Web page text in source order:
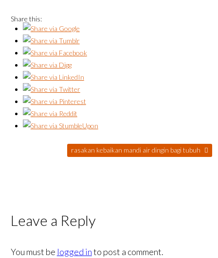
Share this:
rasakan kebaikan mandi air dingin bagi tubuh
Leave a Reply
You must be logged into post a comment.